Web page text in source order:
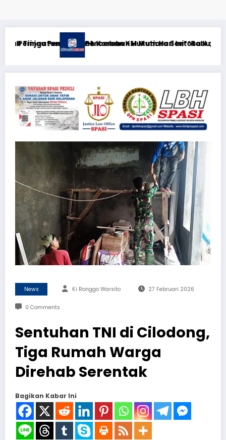
II di RS PHC Surabaya
5 Agustus 2026**KEWAJIBAN MEMBERI NAFKAH PASCA-
RTP açıqlığı: Mostbet real
News Ki Ronggo Warsito 27 Februari 2026
0 Comments
Sentuhan TNI di Cilodong,
Tiga Rumah Warga
Direhab Serentak
Bagikan Kabar Ini